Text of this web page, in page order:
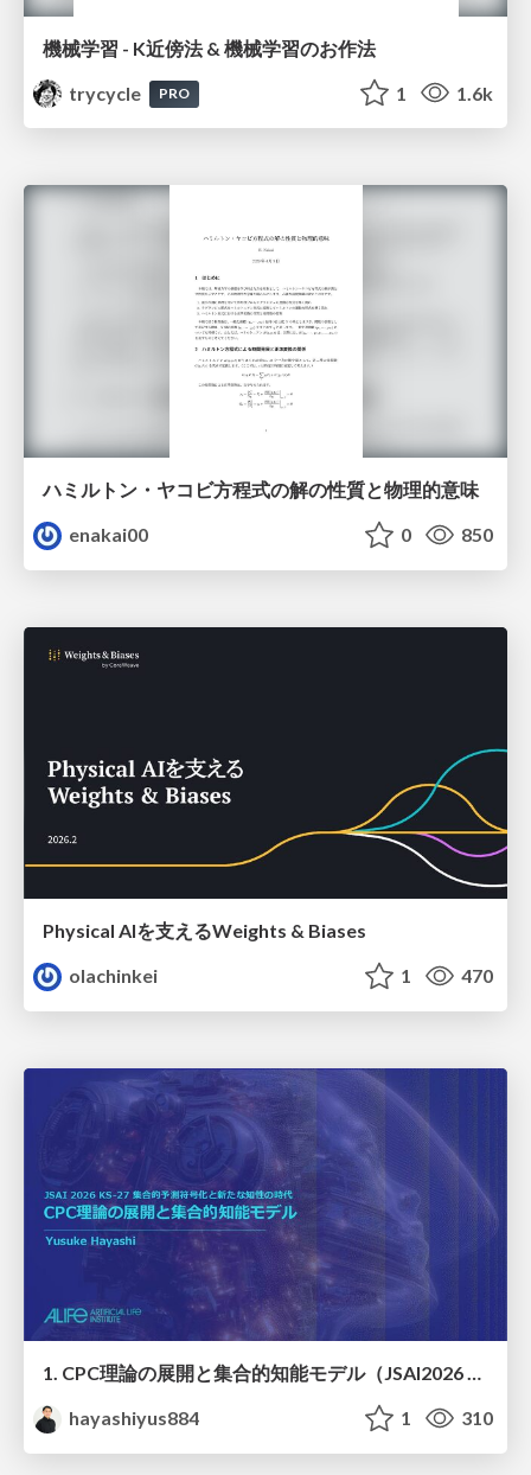
機械学習 - K近傍法 & 機械学習のお作法
trycycle
PRO 1 1.6k
ハミルトン・ヤコビ方程式の解の性質と物理的意味
enakai00
0 850
Physical AIを支えるWeights & Biases
olachinkei
1 470
hayashiyus884
1 310